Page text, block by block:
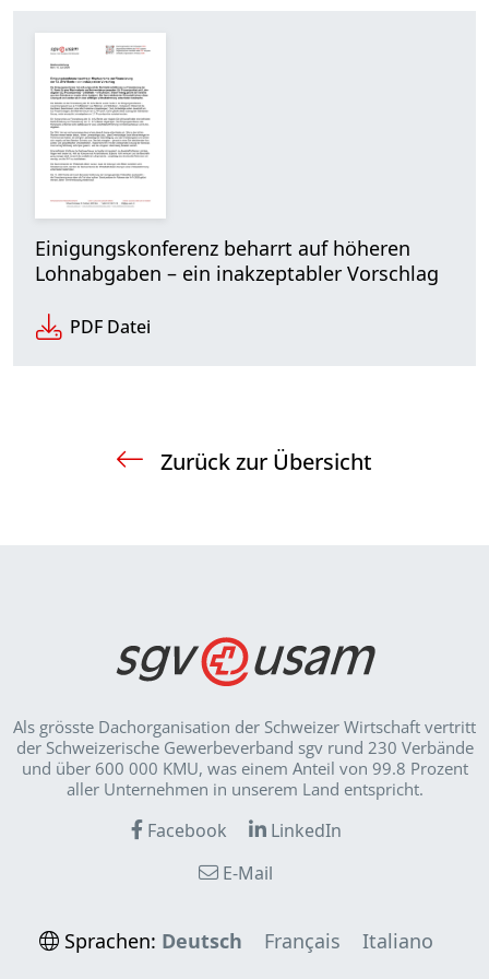
Einigungskonferenz beharrt auf höheren
Lohnabgaben – ein inakzeptabler Vorschlag
PDF Datei
Zurück zur Übersicht
Als grösste Dachorganisation der Schweizer Wirt­schaft vertritt
der Schweizerische Gewerbeverband sgv rund 230 Verbände
und über 600 000 KMU, was einem Anteil von 99.8 Prozent
aller Unternehmen in unserem Land entspricht.
Facebook
LinkedIn
E-Mail
Sprachen: Deutsch Français
Italiano